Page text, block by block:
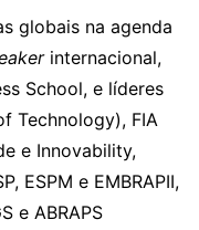
globais na agenda
internacional,
School, e líderes
Technology), FIA
e Innovability,
ESPM e EMBRAPII,
e ABRAPS